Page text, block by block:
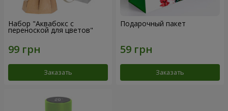
Набор "Аквабокс с
переноской для цветов"
Заказать
Подарочный пакет
Заказать